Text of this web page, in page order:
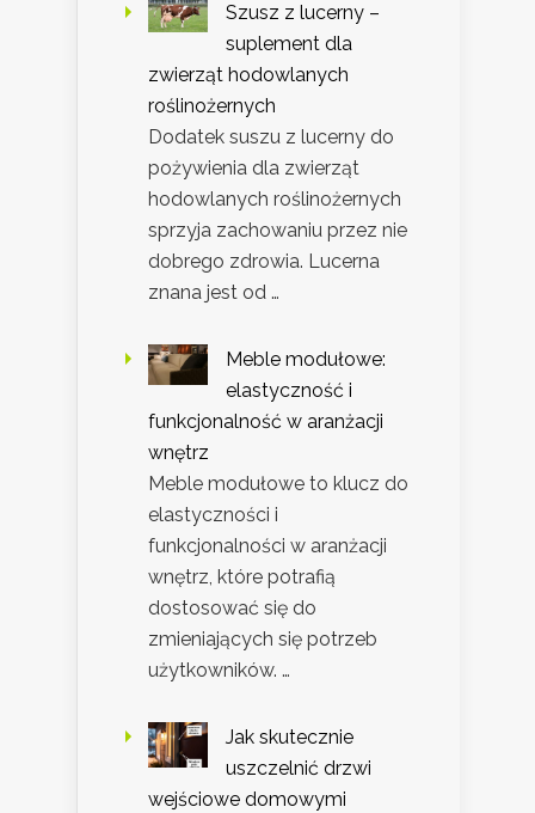
Szusz z lucerny –
suplement dla
zwierząt hodowlanych
roślinożernych
Dodatek suszu z lucerny do
pożywienia dla zwierząt
hodowlanych roślinożernych
sprzyja zachowaniu przez nie
dobrego zdrowia. Lucerna
znana jest od …
Meble modułowe:
elastyczność i
funkcjonalność w aranżacji
wnętrz
Meble modułowe to klucz do
elastyczności i
funkcjonalności w aranżacji
wnętrz, które potrafią
dostosować się do
zmieniających się potrzeb
użytkowników. …
Jak skutecznie
uszczelnić drzwi
wejściowe domowymi